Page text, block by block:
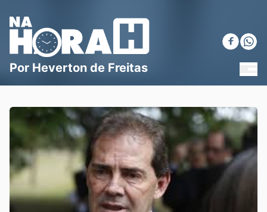
Blog Na Hora H
Por Heverton de Freitas